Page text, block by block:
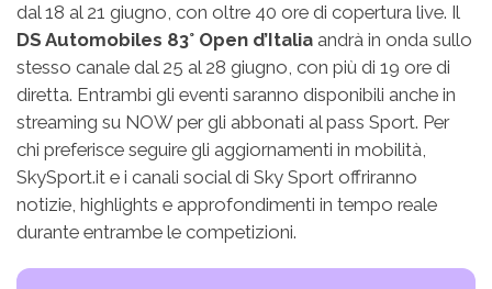
dal 18 al 21 giugno, con oltre 40 ore di copertura live. Il
DS Automobiles 83° Open d’Italia andrà in onda sullo
stesso canale dal 25 al 28 giugno, con più di 19 ore di
diretta. Entrambi gli eventi saranno disponibili anche in
streaming su NOW per gli abbonati al pass Sport. Per
chi preferisce seguire gli aggiornamenti in mobilità,
SkySport.it e i canali social di Sky Sport offriranno
notizie, highlights e approfondimenti in tempo reale
durante entrambe le competizioni.